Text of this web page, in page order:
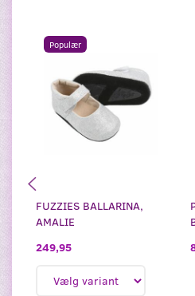
Populær
FUZZIES BALLARINA,
AMALIE
249,95